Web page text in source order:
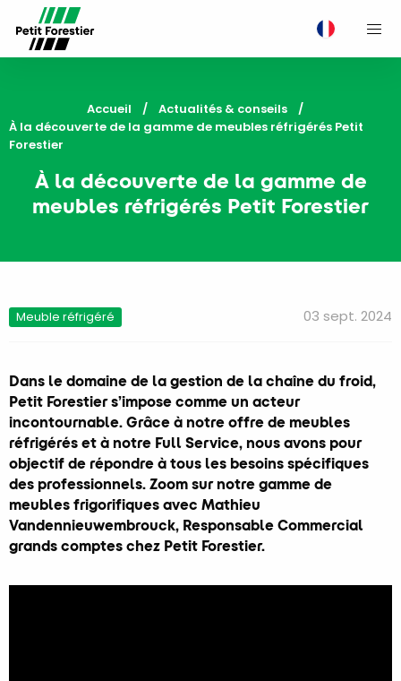
Accueil
Actualités & conseils
Current:
À la découverte de la gamme de meubles réfrigérés Petit
Forestier
À la découverte de la gamme de
meubles réfrigérés Petit Forestier
Meuble réfrigéré 03 sept. 2024
Dans le domaine de la gestion de la chaîne du froid,
Petit Forestier s’impose comme un acteur
incontournable. Grâce à notre offre de meubles
réfrigérés et à notre Full Service, nous avons pour
objectif de répondre à tous les besoins spécifiques
des professionnels. Zoom sur notre gamme de
meubles frigorifiques avec Mathieu
Vandennieuwembrouck, Responsable Commercial
grands comptes chez Petit Forestier.